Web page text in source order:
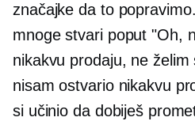
značajke da to
mnoge stvari poput "Oh,
nikakvu prodaju, ne
nisam ostvario nikakvu
si učinio da dobiješ